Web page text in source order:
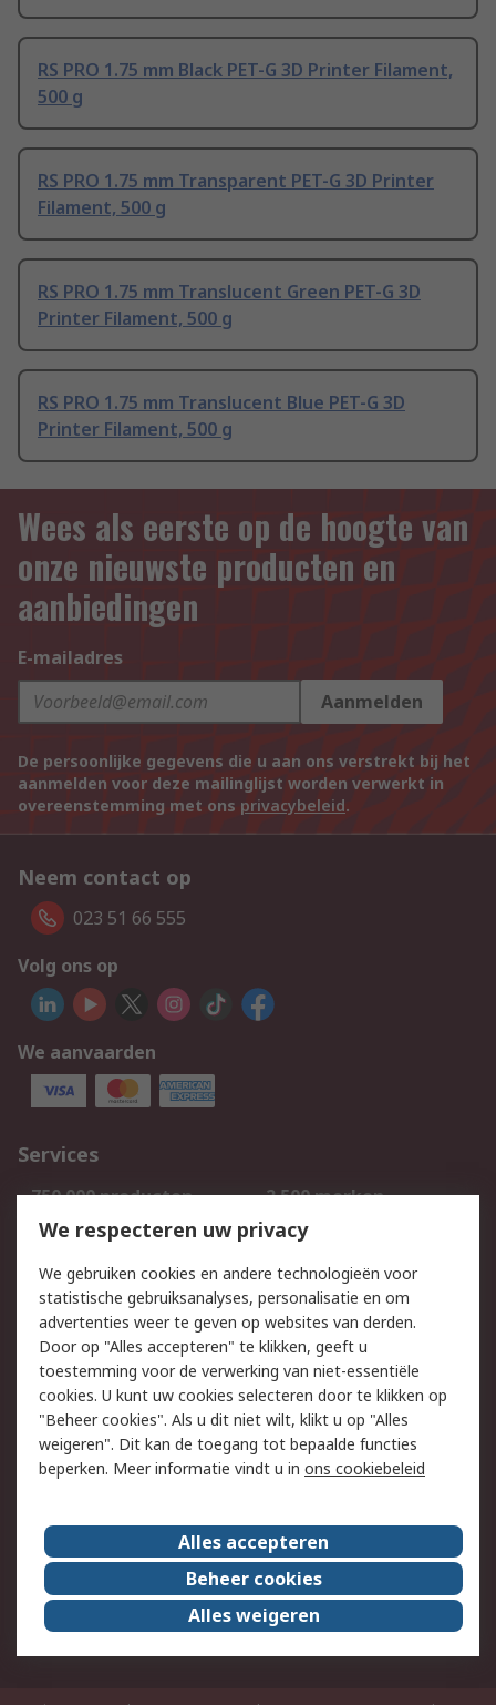
RS PRO 1.75 mm Black PET-G 3D Printer Filament,
500 g
RS PRO 1.75 mm Transparent PET-G 3D Printer
Filament, 500 g
RS PRO 1.75 mm Translucent Green PET-G 3D
Printer Filament, 500 g
RS PRO 1.75 mm Translucent Blue PET-G 3D
Printer Filament, 500 g
Wees als eerste op de hoogte van
onze nieuwste producten en
aanbiedingen
E-mailadres
Aanmelden
De persoonlijke gegevens die u aan ons verstrekt bij het
aanmelden voor deze mailinglijst worden verwerkt in
overeenstemming met ons privacybeleid.
Neem contact op
023 51 66 555
Volg ons op
We aanvaarden
Services
750.000 producten
2.500 merken
Bestellen
Inkoopoplossingen
Track & Trace
Wettelijk
Cookiebeleid
Email veiligheid
Privacybeleid
Websitevoorwaarden
Algemene
verkoopvoorwaarden
Over RS
RS Group
Over ons
RS wereldwijd
Werken bij RS
ESG
We respecteren uw privacy
We gebruiken cookies en andere technologieën voor
statistische gebruiksanalyses, personalisatie en om
advertenties weer te geven op websites van derden.
Door op "Alles accepteren" te klikken, geeft u
toestemming voor de verwerking van niet-essentiële
cookies. U kunt uw cookies selecteren door te klikken op
"Beheer cookies". Als u dit niet wilt, klikt u op "Alles
weigeren". Dit kan de toegang tot bepaalde functies
beperken. Meer informatie vindt u in ons cookiebeleid
Alles accepteren
Beheer cookies
Alles weigeren